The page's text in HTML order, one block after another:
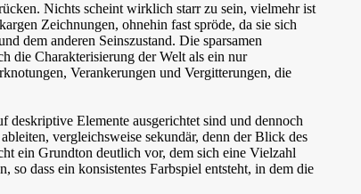
Nichts scheint wirklich starr zu sein, vielmehr ist
Zeichnungen, ohnehin fast spröde, da sie sich
dem anderen Seinszustand. Die sparsamen
die Charakterisierung der Welt als ein nur
Verankerungen und Vergitterungen, die
Elemente ausgerichtet sind und dennoch
vergleichsweise sekundär, denn der Blick des
ein Grundton deutlich vor, dem sich eine Vielzahl
dass ein konsistentes Farbspiel entsteht, in dem die